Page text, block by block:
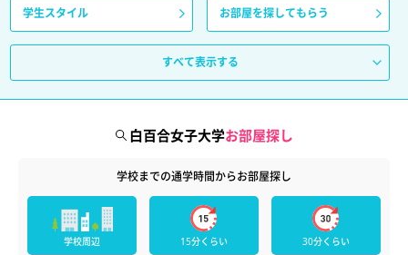
学生スタイル お部屋を探してもらう
すべて表示する
白百合女子大学お部屋探し
学校までの通学時間からお部屋探し
学校周辺 15分くらい 30分くらい